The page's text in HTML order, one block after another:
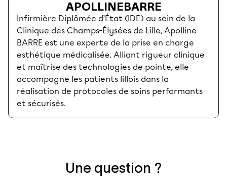
APOLLINEBARRE
Infirmière Diplômée d’État (IDE) au sein de la
Clinique des Champs-Élysées de Lille, Apolline
BARRE est une experte de la prise en charge
esthétique médicalisée. Alliant rigueur clinique
et maîtrise des technologies de pointe, elle
accompagne les patients lillois dans la
réalisation de protocoles de soins performants
et sécurisés.
Une question ?